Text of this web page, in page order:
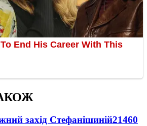
захід Стефанішиній21460